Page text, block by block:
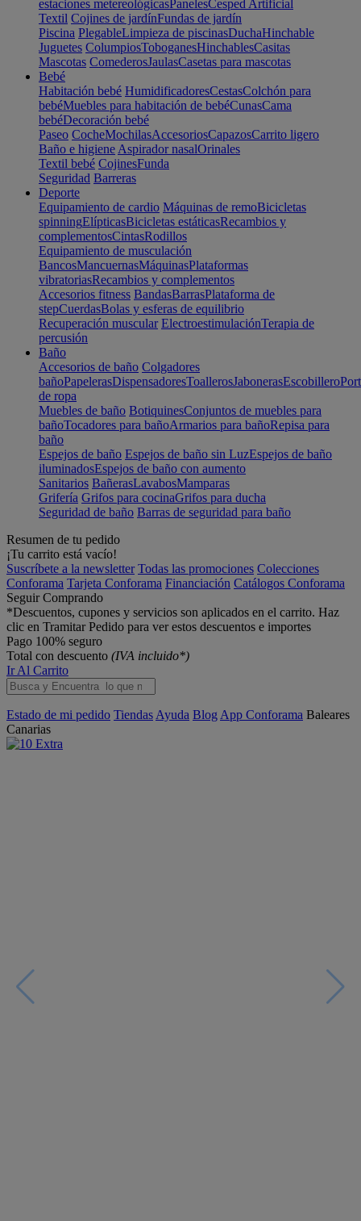
estaciones metereológicasPanelesCesped Artificial
Textil Cojines de jardínFundas de jardín
Piscina PlegableLimpieza de piscinasDuchaHinchable
Juguetes ColumpiosToboganesHinchablesCasitas
Mascotas ComederosJaulasCasetas para mascotas
Bebé
Habitación bebé HumidificadoresCestasColchón para
bebéMuebles para habitación de bebéCunasCama
bebéDecoración bebé
Paseo CocheMochilasAccesoriosCapazosCarrito ligero
Baño e higiene Aspirador nasalOrinales
Textil bebé CojinesFunda
Seguridad Barreras
Deporte
Equipamiento de cardio Máquinas de remoBicicletas
spinningElípticasBicicletas estáticasRecambios y
complementosCintasRodillos
Equipamiento de musculación
BancosMancuernasMáquinasPlataformas
vibratoriasRecambios y complementos
Accesorios fitness BandasBarrasPlataforma de
stepCuerdasBolas y esferas de equilibrio
Recuperación muscular ElectroestimulaciónTerapia de
percusión
Baño
Accesorios de baño Colgadores
bañoPapelerasDispensadoresToallerosJabonerasEscobillero
de ropa
Muebles de baño BotiquinesConjuntos de muebles para
bañoTocadores para bañoArmarios para bañoRepisa para
baño
Espejos de baño Espejos de baño sin LuzEspejos de baño
iluminadosEspejos de baño con aumento
Sanitarios BañerasLavabosMamparas
Grifería Grifos para cocinaGrifos para ducha
Seguridad de baño Barras de seguridad para baño
Resumen de tu pedido
¡Tu carrito está vacío!
Suscríbete a la newsletter Todas las promociones Colecciones
Conforama Tarjeta Conforama Financiación Catálogos Conforama
Seguir Comprando
*Descuentos, cupones y servicios son aplicados en el carrito. Haz
clic en Tramitar Pedido para ver estos descuentos e importes
Pago 100% seguro
Total con descuento (IVA incluido*)
Ir Al Carrito
Estado de mi pedido Tiendas Ayuda Blog App Conforama Baleares
Canarias